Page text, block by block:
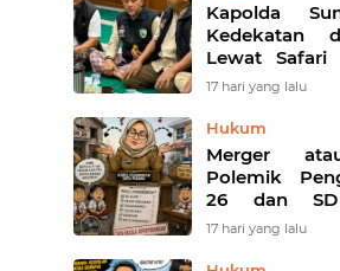
Kapolda
Kedekatan
Lewat Safari
Subuh" Jadi
17 hari yang lalu
Hukum
Merger
Polemik
26 dan SD
Memantik
17 hari yang lalu